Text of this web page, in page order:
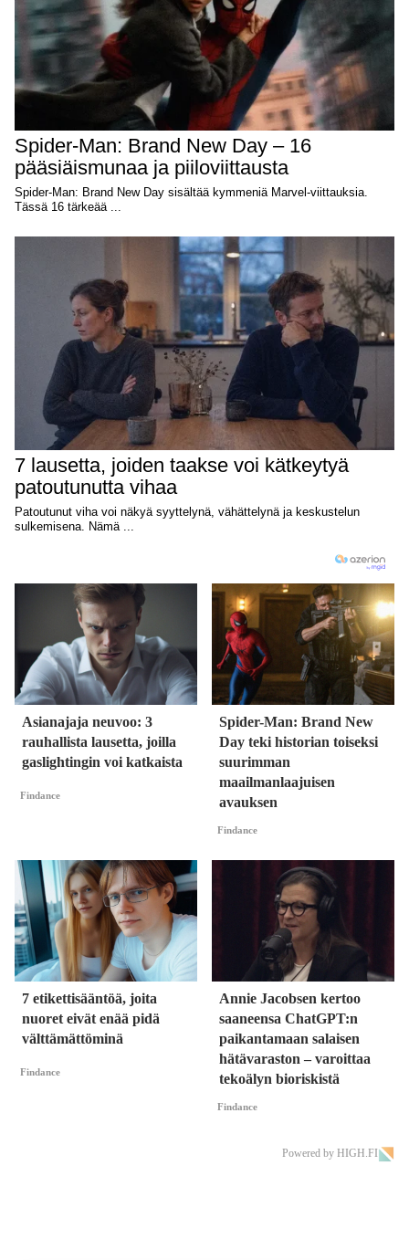
Asianajaja neuvoo: 3
rauhallista lausetta, joilla
gaslightingin voi katkaista
Findance
Spider-Man: Brand New
Day teki historian toiseksi
suurimman
maailmanlaajuisen
avauksen
Findance
7 etikettisääntöä, joita
nuoret eivät enää pidä
välttämättöminä
Findance
Annie Jacobsen kertoo
saaneensa ChatGPT:n
paikantamaan salaisen
hätävaraston – varoittaa
tekoälyn bioriskistä
Findance
Powered by HIGH.FI